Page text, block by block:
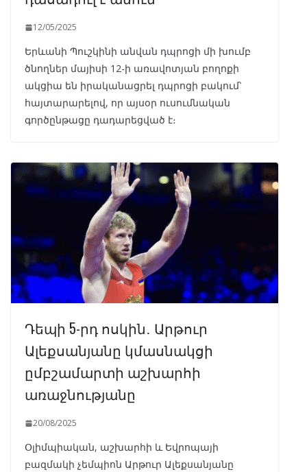
12/05/2025
Երևանի Պուշկինի անվան դպրոցի մի խումբ
ծնողներ մայիսի 12-ի առավոտյան բողոքի
ակցիա են իրականացրել դպրոցի բակում՝
հայտարարելով, որ այսօր ուսումնական
գործընթացը դադարեցված է։
Դեպի 5-րդ ոսկին․ Արթուր
Ալեքսանյանը կմասնակցի
ըմբշամարտի աշխարհի
առաջնությանը
20/08/2025
Օլիմպիական, աշխարհի և Եվրոպայի
բազմակի չեմպիոն Արթուր Ալեքսանյանը